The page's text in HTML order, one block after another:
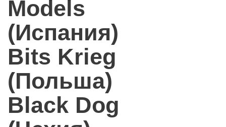
Models
(Испания)
Bits Krieg
(Польша)
Black Dog